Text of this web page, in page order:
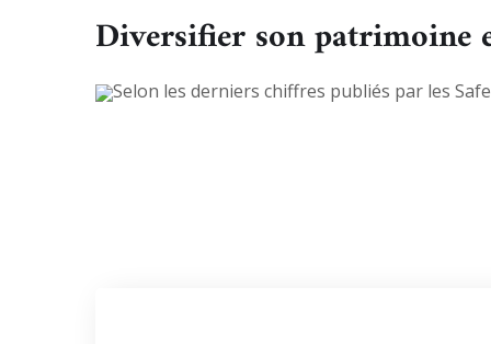
Diversifier son patrimoine
Selon les derniers chiffres publiés par les